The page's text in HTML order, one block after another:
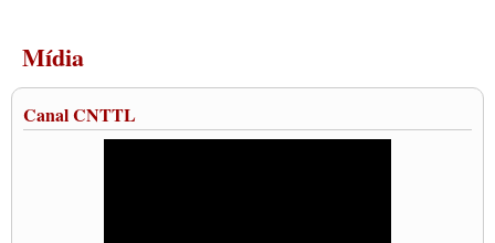
Mídia
Canal CNTTL